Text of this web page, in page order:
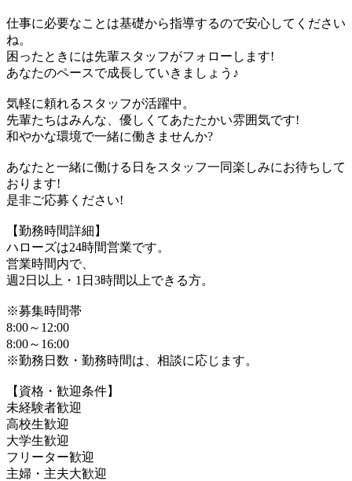
仕事に必要なことは基礎から指導するので安心してください
ね。
困ったときには先輩スタッフがフォローします!
あなたのペースで成長していきましょう♪
気軽に頼れるスタッフが活躍中。
先輩たちはみんな、優しくてあたたかい雰囲気です!
和やかな環境で一緒に働きませんか?
あなたと一緒に働ける日をスタッフ一同楽しみにお待ちして
おります!
是非ご応募ください!
【勤務時間詳細】
ハローズは24時間営業です。
営業時間内で、
週2日以上・1日3時間以上できる方。
※募集時間帯
8:00～12:00
8:00～16:00
※勤務日数・勤務時間は、相談に応じます。
【資格・歓迎条件】
未経験者歓迎
高校生歓迎
大学生歓迎
フリーター歓迎
主婦・主夫大歓迎